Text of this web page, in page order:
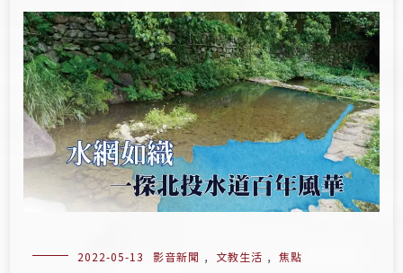
2022-05-13 影音新聞 , 文教生活 , 焦點